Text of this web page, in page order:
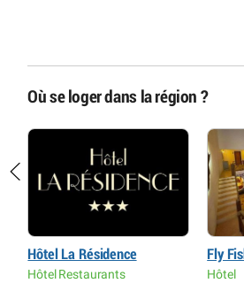
Où se loger dans la région ?
Hôtel La Résidence
Hôtel Restaurants
Fly
Hôtel